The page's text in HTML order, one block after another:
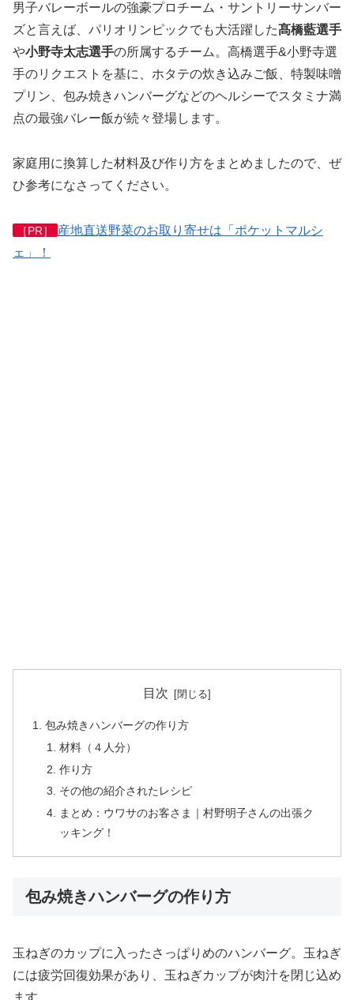
男子バレーボールの強豪プロチーム・サントリーサンバー
ズと言えば、パリオリンピックでも大活躍した髙橋藍選手
や小野寺太志選手の所属するチーム。高橋選手&小野寺選
手のリクエストを基に、ホタテの炊き込みご飯、特製味噌
プリン、包み焼きハンバーグなどのヘルシーでスタミナ満
点の最強バレー飯が続々登場します。
家庭用に換算した材料及び作り方をまとめましたので、ぜ
ひ参考になさってください。
［PR］
産地直送野菜のお取り寄せは「ポケットマルシ
ェ」！
目次
包み焼きハンバーグの作り方
材料（４人分）
作り方
その他の紹介されたレシピ
まとめ：ウワサのお客さま｜村野明子さんの出張ク
ッキング！
包み焼きハンバーグの作り方
玉ねぎのカップに入ったさっぱりめのハンバーグ。玉ねぎ
には疲労回復効果があり、玉ねぎカップが肉汁を閉じ込め
ます。